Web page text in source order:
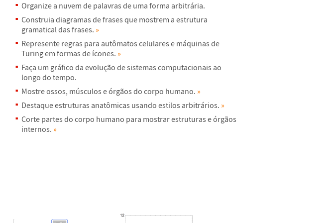
Organize a nuvem de palavras de uma forma arbitrária.
Construia diagramas de frases que mostrem a estrutura
gramatical das frases. »
Represente regras para autômatos celulares e máquinas de
Turing em formas de ícones. »
Faça um gráfico da evolução de sistemas computacionais ao
longo do tempo.
Mostre ossos, músculos eórgãos do corpo humano. »
Destaque estruturas anatômicas usando estilos arbitrários. »
Corte partes do corpo humano para mostrar estruturas eórgãos
internos. »